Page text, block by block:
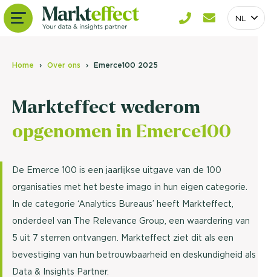
NL
Home Over ons Emerce100 2025
Markteffect wederom
opgenomen in Emerce100
De Emerce 100 is een jaarlijkse uitgave van de 100
organisaties met het beste imago in hun eigen categorie.
In de categorie ‘Analytics Bureaus’ heeft Markteffect,
onderdeel van The Relevance Group, een waardering van
5 uit 7 sterren ontvangen. Markteffect ziet dit als een
bevestiging van hun betrouwbaarheid en deskundigheid als
Data & Insights Partner.